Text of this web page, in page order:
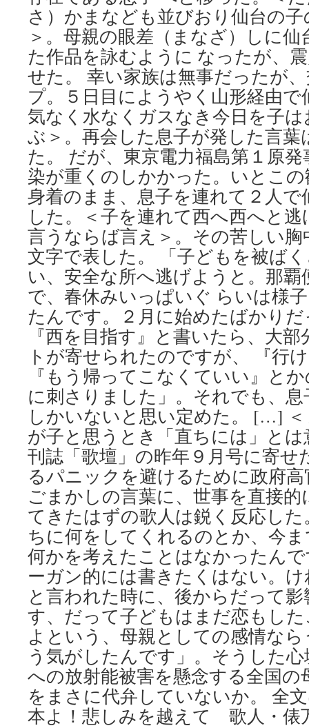
王
10
年
ぶ
り
の
単
独
ツ
ア
ー
と
日
本
語
訳
の
書
籍
2
冊
の
出
版
を
記
念
し
て
via
女
性
自
身
さ）かまなども並びおり仙台の
＞。母親の眼差（まなざ）しに
た作品を詠むように なったが、
せた。 幸い家族は無事だったが
プ。５日目にようやく山形経由
気なく水なくガスなき今日を子
ぶ＞。再会した息子が発した言
た。 だが、東京電力福島第１原
染が重くのしかかった。いとこ
身着のまま、息子を連れて２人
した。＜子を連れて西へ西へと
言うならば言え＞。その苦しい
文字で表した。 「子どもを被ば
い、安全な所へ逃げようと。那
で、春休みいっぱいぐ らいは様
たんです。２月に始めたばかり
『西を目指す』と書いたら、大
トが寄せられたのですが、 『行
『もう帰ってこなくていい』と
に刺さりました」。それでも、
しかいないと思い定めた。 […]
が子と思うとき「直ちには」と
刊誌「歌壇」の昨年９月号に寄せ
るパニックを避けるために政府
ごまかしの言葉に、世事を直接
てきたはずの歌人は鋭く反応し
ちに何をしてくれるのとか、今
何かを考えたことはなかったん
ーガン的には書きたくはない。
と言われた時に、後からだって
す、だって子どもはまだ恋もし
よという、母親としての感情な
う気がしたんです」。そうした
への放射能被害を懸念する全国の
をまさに代弁していないか。 全
本よ！悲しみを越えて 歌人・